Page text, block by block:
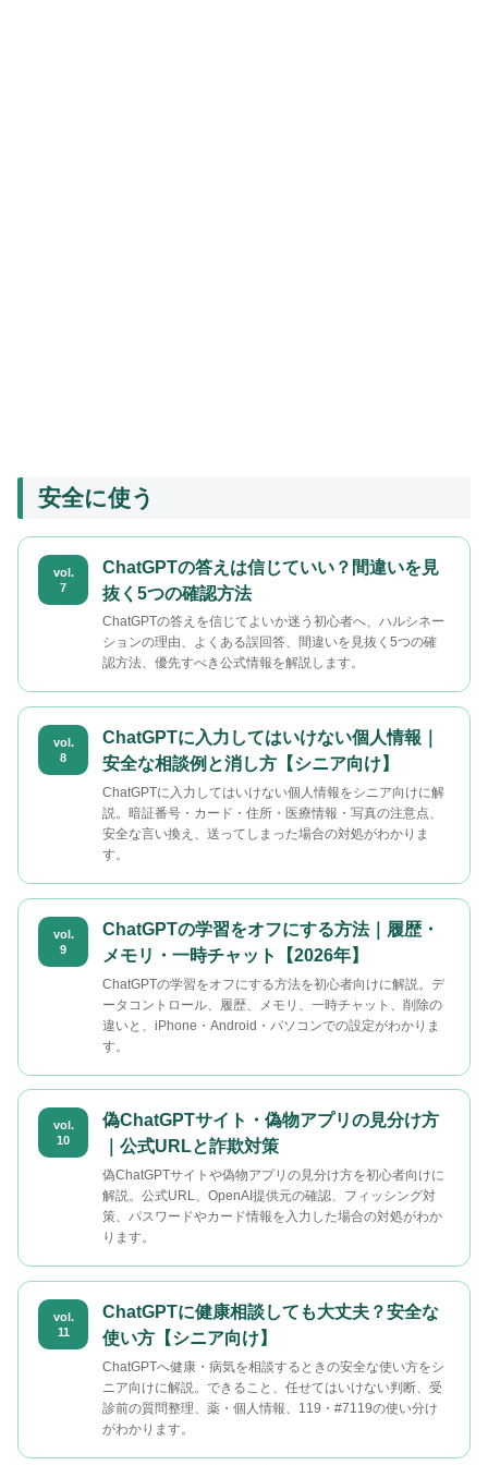
安全に使う
vol.
7
ChatGPTの答えは信じていい？間違いを見
抜く5つの確認方法
ChatGPTの答えを信じてよいか迷う初心者へ、ハルシネー
ションの理由、よくある誤回答、間違いを見抜く5つの確
認方法、優先すべき公式情報を解説します。
vol.
8
ChatGPTに入力してはいけない個人情報｜
安全な相談例と消し方【シニア向け】
ChatGPTに入力してはいけない個人情報をシニア向けに解
説。暗証番号・カード・住所・医療情報・写真の注意点、
安全な言い換え、送ってしまった場合の対処がわかりま
す。
vol.
9
ChatGPTの学習をオフにする方法｜履歴・
メモリ・一時チャット【2026年】
ChatGPTの学習をオフにする方法を初心者向けに解説。デ
ータコントロール、履歴、メモリ、一時チャット、削除の
違いと、iPhone・Android・パソコンでの設定がわかりま
す。
vol.
10
偽ChatGPTサイト・偽物アプリの見分け方
｜公式URLと詐欺対策
偽ChatGPTサイトや偽物アプリの見分け方を初心者向けに
解説。公式URL、OpenAI提供元の確認、フィッシング対
策、パスワードやカード情報を入力した場合の対処がわか
ります。
vol.
11
ChatGPTに健康相談しても大丈夫？安全な
使い方【シニア向け】
ChatGPTへ健康・病気を相談するときの安全な使い方をシ
ニア向けに解説。できること、任せてはいけない判断、受
診前の質問整理、薬・個人情報、119・#7119の使い分け
がわかります。